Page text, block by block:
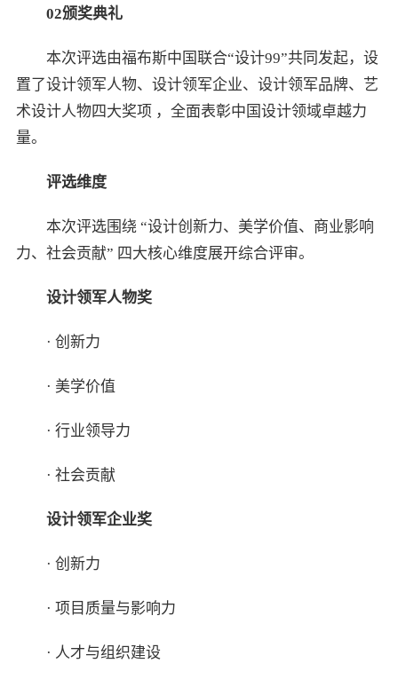
02颁奖典礼
本次评选由福布斯中国联合“设计99”共同发起，设
置了设计领军人物、设计领军企业、设计领军品牌、艺
术设计人物四大奖项 ，全面表彰中国设计领域卓越力
量。
评选维度
本次评选围绕 “设计创新力、美学价值、商业影响
力、社会贡献” 四大核心维度展开综合评审。
设计领军人物奖
· 创新力
· 美学价值
· 行业领导力
· 社会贡献
设计领军企业奖
· 创新力
· 项目质量与影响力
· 人才与组织建设